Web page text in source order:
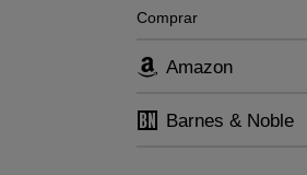
Comprar
Amazon
Barnes & Noble